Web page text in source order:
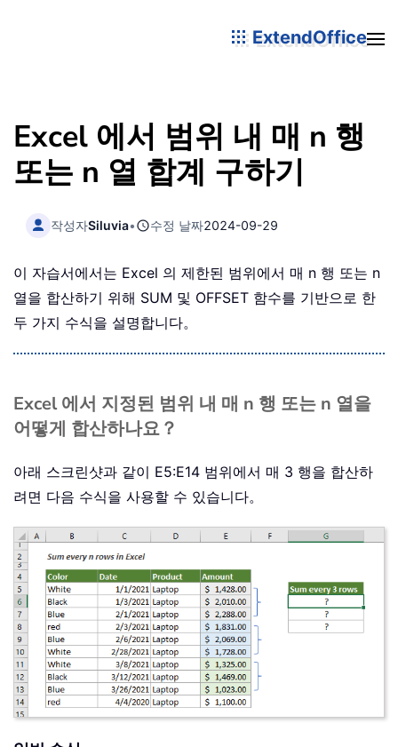
ExtendOffice
Excel 에서 범위 내 매 n 행
또는 n 열 합계 구하기
작성자Siluvia• 수정 날짜2024-09-29
이 자습서에서는 Excel 의 제한된 범위에서 매 n 행 또는 n
열을 합산하기 위해 SUM 및 OFFSET 함수를 기반으로 한
두 가지 수식을 설명합니다。
Excel 에서 지정된 범위 내 매 n 행 또는 n 열을
어떻게 합산하나요？
아래 스크린샷과 같이 E5:E14 범위에서 매 3 행을 합산하
려면 다음 수식을 사용할 수 있습니다。